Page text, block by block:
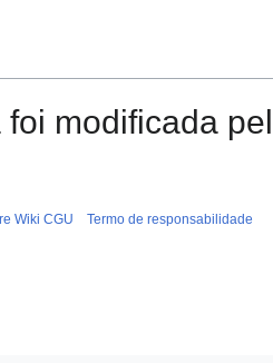
foi modificada
Wiki CGU Termo de responsabilidade